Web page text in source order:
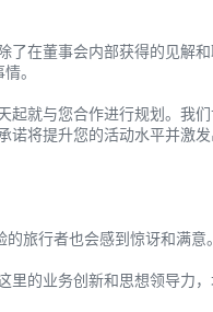
了在董事会内部获得的见解
。
起就与您合作进行规划。我
诺将提升您的活动水平并激
的旅行者也会感到惊讶和满意
里的业务创新和思想领导力